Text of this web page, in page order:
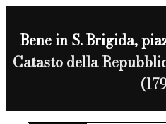
Bene in S. Brigida,
Catasto della